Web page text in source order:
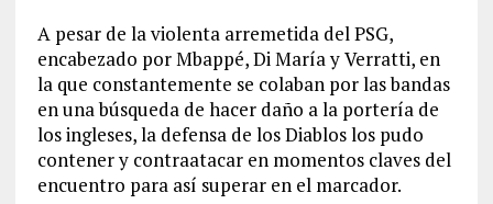
A pesar de la violenta arremetida del PSG,
encabezado por Mbappé, Di María y Verratti, en
la que constantemente se colaban por las bandas
en una búsqueda de hacer daño a la portería de
los ingleses, la defensa de los Diablos los pudo
contener y contraatacar en momentos claves del
encuentro para así superar en el marcador.